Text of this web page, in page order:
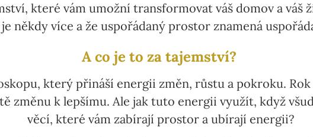
které vám umožní transformovat váš domov a váš
někdy více a že uspořádaný prostor znamená
A co je to za tajemství?
který přináší energii změn, růstu a pokroku. Rok
změnu k lepšímu. Ale jak tuto energii využít, když
věcí, které vám zabírají prostor a ubírají energii?